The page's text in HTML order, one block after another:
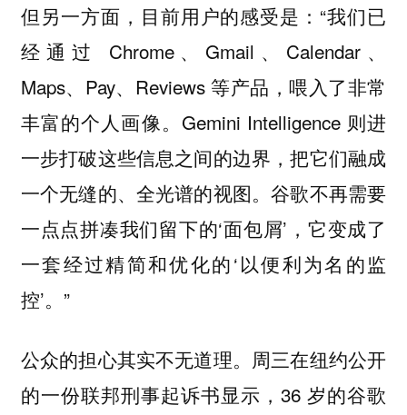
但另一方面，目前用户的感受是：“我们已
经通过 Chrome、Gmail、Calendar、
Maps、Pay、Reviews 等产品，喂入了非常
丰富的个人画像。Gemini Intelligence 则进
一步打破这些信息之间的边界，把它们融成
一个无缝的、全光谱的视图。谷歌不再需要
一点点拼凑我们留下的‘面包屑’，它变成了
一套经过精简和优化的‘以便利为名的监
控’。”
公众的担心其实不无道理。周三在纽约公开
的一份联邦刑事起诉书显示，36 岁的谷歌